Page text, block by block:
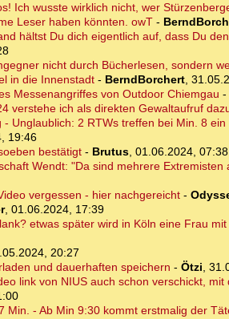
Ich wusste wirklich nicht, wer
Leser haben könnten. owT -
hältst Du dich eigentlich auf, dass Du
nicht durch Bücherlesen, sondern
in die Innenstadt - BerndBorchert,
Messenangriffes von Outdoor Chiemgau -
verstehe ich als direkten Gewaltaufruf
Unglaublich: 2 RTWs treffen bei Min. 8
19:46
bestätigt- Brutus, 01.06.2024, 07:38
Wendt: "Da sind mehrere
vergessen - hier nachgereicht-
, 01.06.2024, 17:39
etwas später wird in Köln eine Frau
20:27
und dauerhaften speichern - Ötzi,
link von NIUS auch schon verschickt,
Min. - Ab Min 9:30 kommt erstmalig der